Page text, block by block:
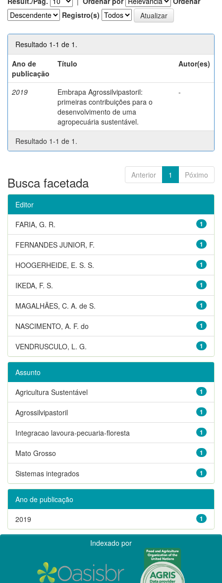
Registro(s)
Resultado 1-1 de 1.
Ano de
publicação
Título Autor(es)
2019
Embrapa Agrossilvipastoril:
primeiras contribuições para o
desenvolvimento de uma
agropecuária sustentável.
-
Resultado 1-1 de 1.
Anterior 1 Póximo
Busca facetada
Editor
1
FARIA, G. R.
1
FERNANDES JUNIOR, F.
1
HOOGERHEIDE, E. S. S.
1
IKEDA, F. S.
1
MAGALHÃES, C. A. de S.
1
NASCIMENTO, A. F. do
1
VENDRUSCULO, L. G.
Assunto
1
Agricultura Sustentável
1
Agrossilvipastoril
1
Integracao lavoura-pecuaria-floresta
1
Mato Grosso
1
Sistemas integrados
Ano de publicação
1
2019
Indexado por